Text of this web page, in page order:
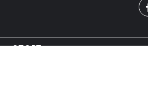
СПОРТ